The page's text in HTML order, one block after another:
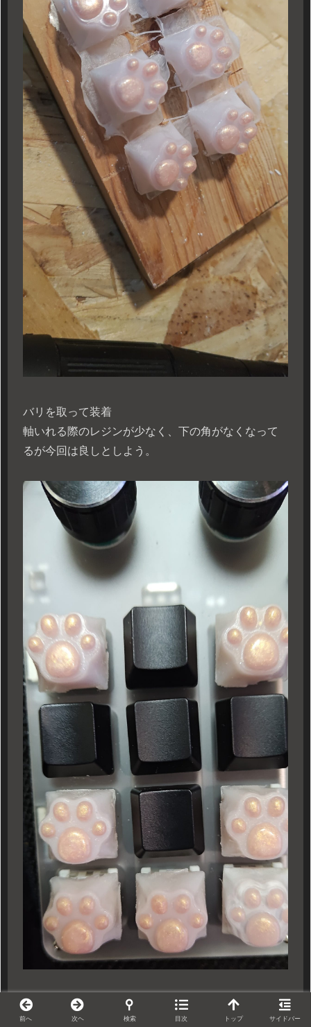
バリを取って装着
軸いれる際のレジンが少なく、下の角がなくなって
るが今回は良しとしよう。
パチッ
前へ 次ヘ 検索 目次 トップ サイドバー